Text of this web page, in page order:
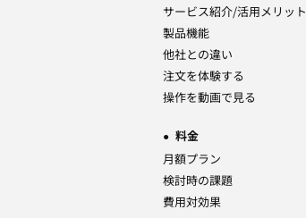
サービス紹介/活用メリット
製品機能
他社との違い
注文を体験する
操作を動画で見る
料金
月額プラン
検討時の課題
費用対効果